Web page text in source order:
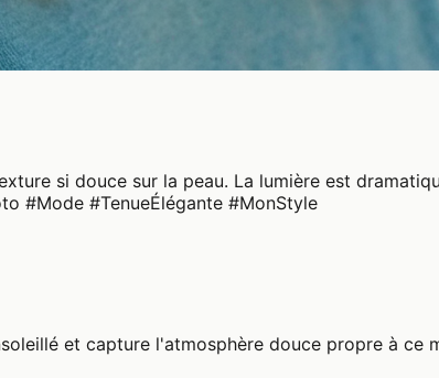
si douce sur la peau. La lumière est
#Mode #TenueÉlégante #MonStyle
et capture l'atmosphère douce propre à ce